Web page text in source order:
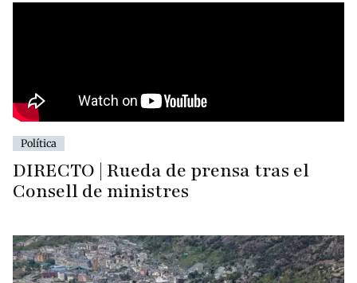
Política
DIRECTO | Rueda de prensa tras el
Consell de ministres